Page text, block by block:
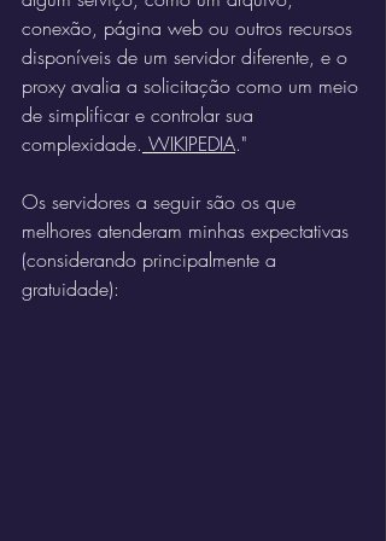
conexão, página web ou outros recursos
disponíveis de um servidor diferente, e o
proxy avalia a solicitação como um meio
de simplificar e controlar sua
complexidade. WIKIPEDIA."
Os servidores a seguir são os que
melhores atenderam minhas expectativas
(considerando principalmente a
gratuidade):